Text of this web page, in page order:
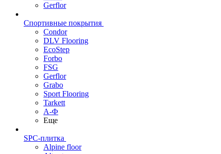
Gerflor
Спортивные покрытия
Condor
DLV Flooring
EcoStep
Forbo
FSG
Gerflor
Grabo
Sport Flooring
Tarkett
А-Ф
Еще
SPC-плитка
Alpine floor